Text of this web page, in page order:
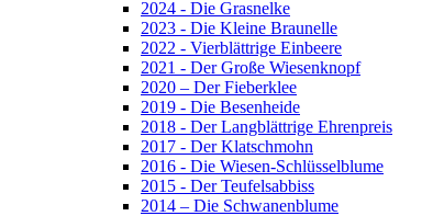
2024 - Die Grasnelke
2023 - Die Kleine Braunelle
2022 - Vierblättrige Einbeere
2021 - Der Große Wiesenknopf
2020 – Der Fieberklee
2019 - Die Besenheide
2018 - Der Langblättrige Ehrenpreis
2017 - Der Klatschmohn
2016 - Die Wiesen-Schlüsselblume
2015 - Der Teufelsabbiss
2014 – Die Schwanenblume